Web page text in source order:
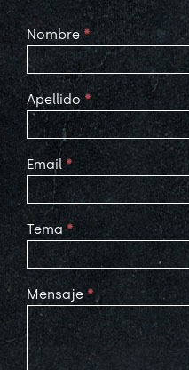
Contact
Us
Nombre *
Apellido *
Email *
Tema *
Mensaje *